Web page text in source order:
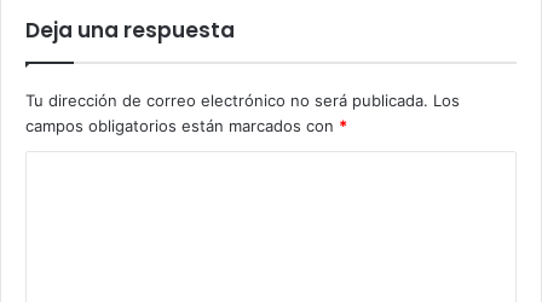
Deja una respuesta
Tu dirección de correo electrónico no será publicada. Los
campos obligatorios están marcados con *